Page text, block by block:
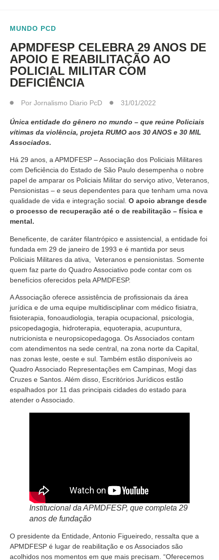
MUNDO PCD
APMDFESP CELEBRA 29 ANOS DE
APOIO E REABILITAÇÃO AO
POLICIAL MILITAR COM
DEFICIÊNCIA
Por Jornalismo Diario PcD 31/01/2022
Única entidade do gênero no mundo – que reúne Policiais
vítimas da violência, projeta RUMO aos 30 ANOS e 30 MIL
Associados.
Há 29 anos, a APMDFESP – Associação dos Policiais Militares
com Deficiência do Estado de São Paulo desempenha o nobre
papel de amparar os Policiais Militar do serviço ativo, Veteranos,
Pensionistas – e seus dependentes para que tenham uma nova
qualidade de vida e integração social. O apoio abrange desde
o processo de recuperação até o de reabilitação – física e
mental.
Beneficente, de caráter filantrópico e assistencial, a entidade foi
fundada em 29 de janeiro de 1993 e é mantida por seus
Policiais Militares da ativa, Veteranos e pensionistas. Somente
quem faz parte do Quadro Associativo pode contar com os
benefícios oferecidos pela APMDFESP.
A Associação oferece assistência de profissionais da área
jurídica e de uma equipe multidisciplinar com médico fisiatra,
fisioterapia, fonoaudiologia, terapia ocupacional, psicologia,
psicopedagogia, hidroterapia, equoterapia, acupuntura,
nutricionista e neuropsicopedagoga. Os Associados contam
com atendimentos na sede central, na zona norte da Capital,
nas zonas leste, oeste e sul. Também estão disponíveis ao
Quadro Associado Representações em Campinas, Mogi das
Cruzes e Santos. Além disso, Escritórios Jurídicos estão
espalhados por 11 das principais cidades do estado para
atender o Associado.
Institucional da APMDFESP, que completa 29
anos de fundação
O presidente da Entidade, Antonio Figueiredo, ressalta que a
APMDFESP é lugar de reabilitação e os Associados são
acolhidos nos momentos em que mais precisam. “Oferecemos